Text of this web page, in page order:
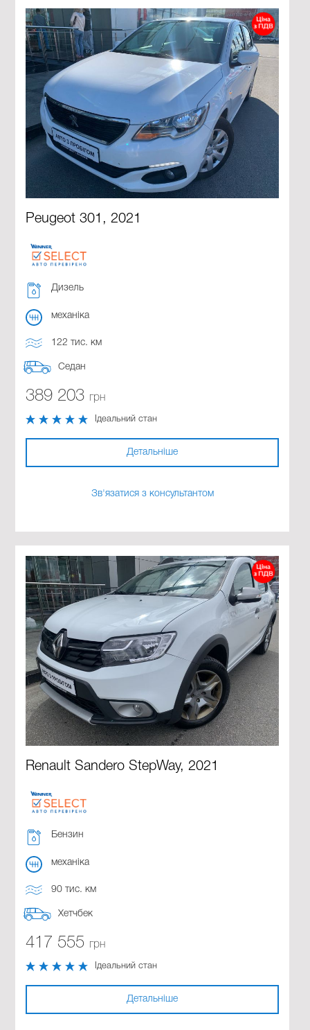
Peugeot 301, 2021
Дизель
механіка
122 тис. км
Седан
389 203 грн
Ідеальний стан
Детальніше
Зв'язатися з консультантом
Renault Sandero StepWay, 2021
Бензин
механіка
90 тис. км
Хетчбек
417 555 грн
Ідеальний стан
Детальніше